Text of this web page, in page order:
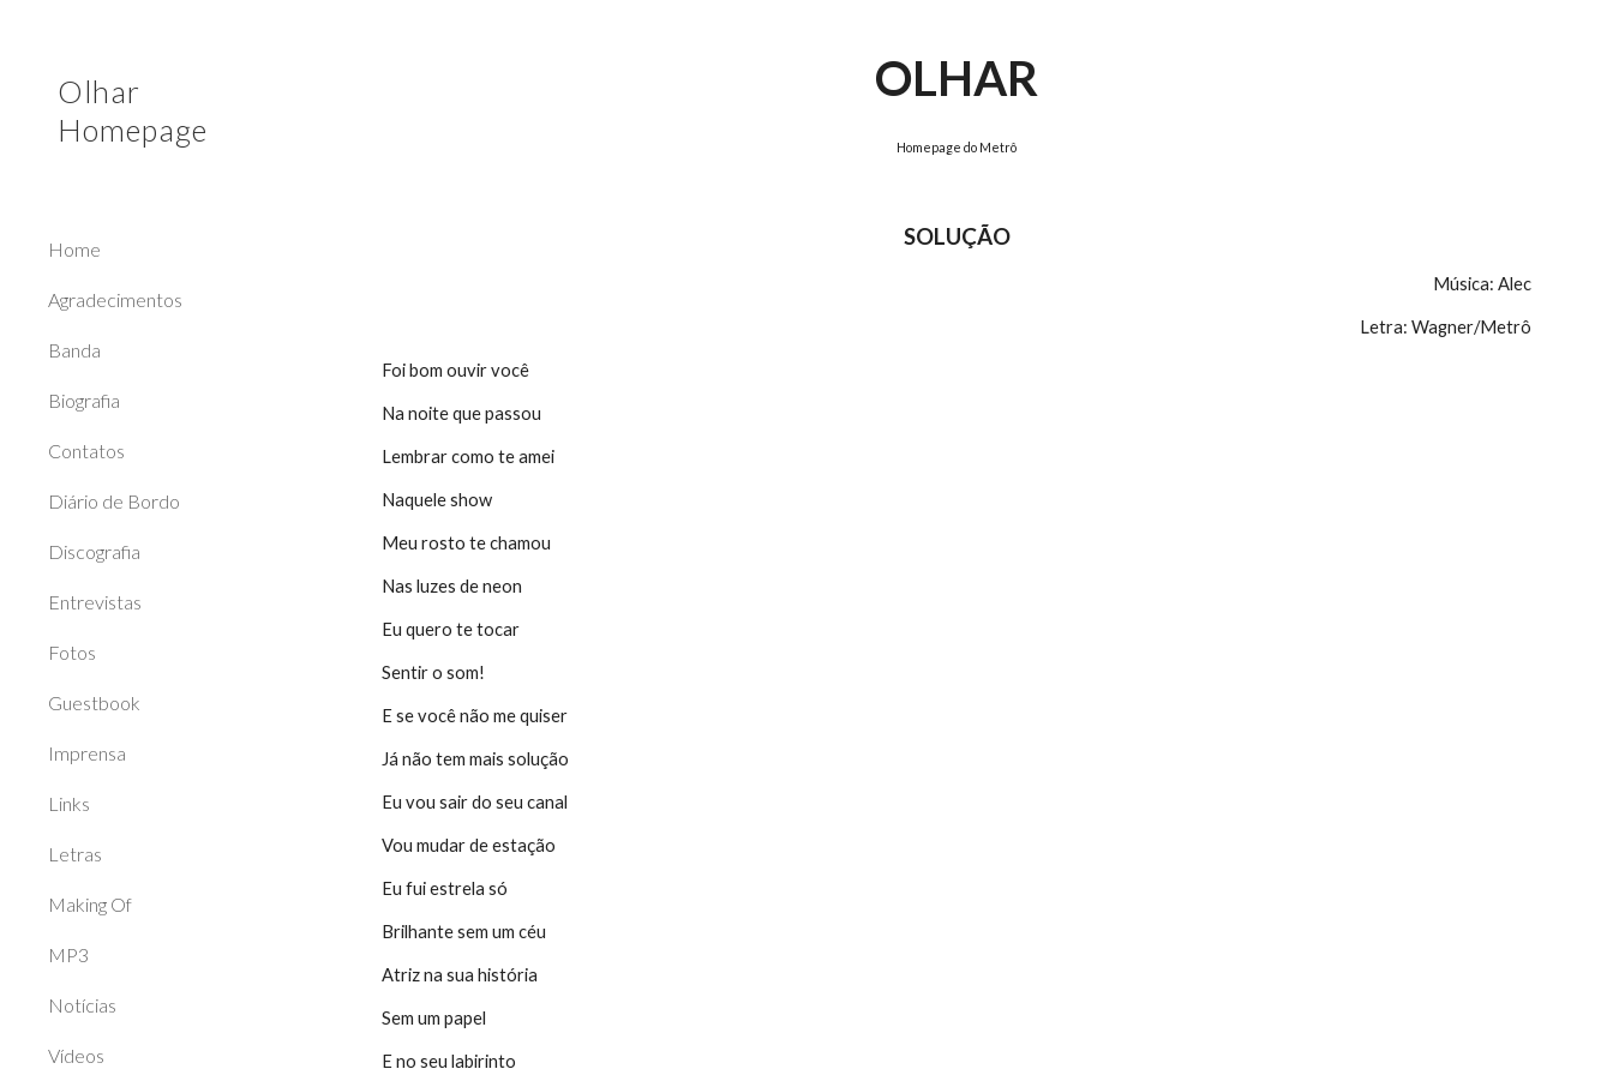
Olhar
Homepage
Home
Agradecimentos
Banda
Biografia
Contatos
Diário de Bordo
Discografia
Entrevistas
Fotos
Guestbook
Imprensa
Links
Letras
Making Of
MP3
Notícias
Vídeos
OLHAR
Homepage do Metrô
SOLUÇÃO
Música: Alec
Letra: Wagner/Metrô
Foi bom ouvir você
Na noite que passou
Lembrar como te amei
Naquele show
Meu rosto te chamou
Nas luzes de neon
Eu quero te tocar
Sentir o som!
E se você não me quiser
Já não tem mais solução
Eu vou sair do seu canal
Vou mudar de estação
Eu fui estrela só
Brilhante sem um céu
Atriz na sua história
Sem um papel
E no seu labirinto